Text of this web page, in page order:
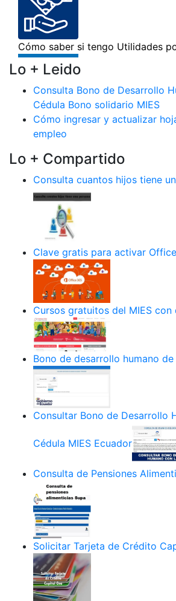
Lo + Leido
Consulta Bono de Desarrollo
Cédula Bono solidario MIES
Cómo ingresar y actualizar
empleo
Lo + Compartido
Consulta cuantos hijos tiene
Clave gratis para activar
Cursos gratuitos del MIES
Bono de desarrollo humano
Consultar Bono de Desarrollo
Cédula MIES Ecuador
Consulta de Pensiones
Solicitar Tarjeta de Crédito